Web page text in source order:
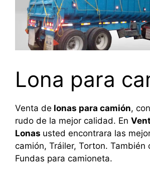
Lona para
Venta de lonas para camión,
rudo de la mejor calidad. En
Lonas usted encontrara las
camión, Tráiler, Torton. También
Fundas para camioneta.